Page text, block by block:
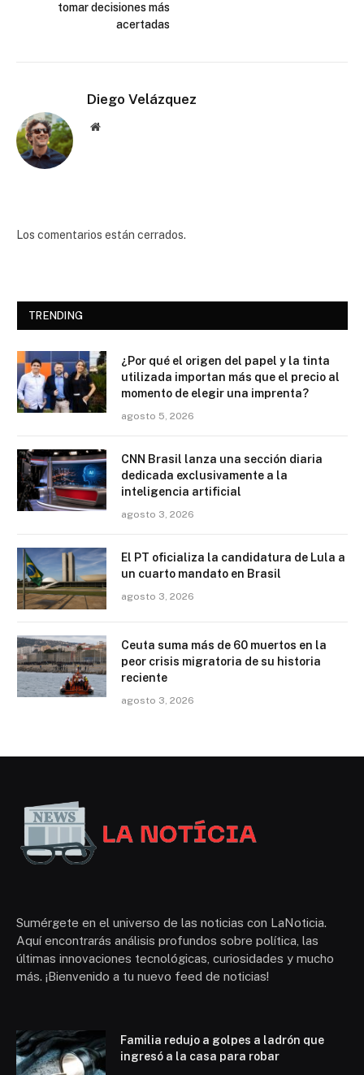
tomar decisiones más
acertadas
Diego Velázquez
Website
Los comentarios están cerrados.
TRENDING
¿Por qué el origen del papel y la tinta
utilizada importan más que el precio al
momento de elegir una imprenta?
agosto 5, 2026
CNN Brasil lanza una sección diaria
dedicada exclusivamente a la
inteligencia artificial
agosto 3, 2026
El PT oficializa la candidatura de Lula a
un cuarto mandato en Brasil
agosto 3, 2026
Ceuta suma más de 60 muertos en la
peor crisis migratoria de su historia
reciente
agosto 3, 2026
Sumérgete en el universo de las noticias con LaNoticia.
Aquí encontrarás análisis profundos sobre política, las
últimas innovaciones tecnológicas, curiosidades y mucho
más. ¡Bienvenido a tu nuevo feed de noticias!
Familia redujo a golpes a ladrón que
ingresó a la casa para robar